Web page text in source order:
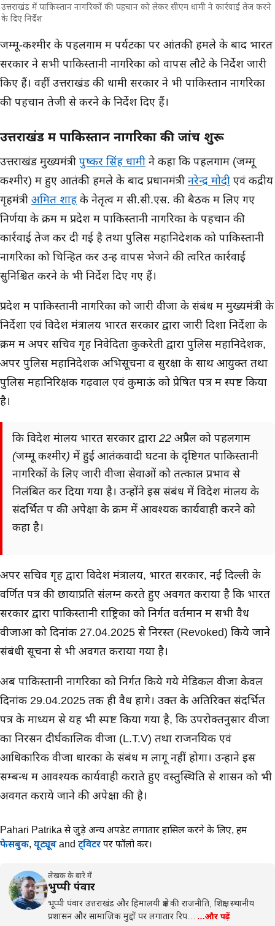
उत्तराखंड में पाकिस्तान नागरिकों की पहचान को लेकर सीएम धामी ने कार्रवाई तेज करने
के दिए निर्देश
मुख्य समाचार
जम्मू-कश्मीर के पहलगाम में पर्यटकों पर आंतकी हमले के बाद भारत
सरकार ने सभी पाकिस्तानी नागरिकों को वापस लौटे के निर्देश जारी
किए हैं। वहीं उत्तराखंड की धामी सरकार ने भी पाकिस्तान नागरिकों
की पहचान तेजी से करने के निर्देश दिए हैं।
उत्तराखंड में पाकिस्तान नागरिकों की जांच शुरू
उत्तराखंड मुख्यमंत्री पुष्कर सिंह धामी ने कहा कि पहलगाम (जम्मू
कश्मीर) में हुए आतंकी हमले के बाद प्रधानमंत्री नरेन्द्र मोदी एवं केंद्रीय
गृहमंत्री अमित शाह के नेतृत्व में सी.सी.एस. की बैठक में लिए गए
निर्णयों के क्रम में प्रदेश में पाकिस्तानी नागरिकों के पहचान की
कार्रवाई तेज कर दी गई है तथा पुलिस महानिदेशक को पाकिस्तानी
नागरिकों को चिन्हित कर उन्हें वापस भेजने की त्वरित कार्रवाई
सुनिश्चित करने के भी निर्देश दिए गए हैं।
प्रदेश में पाकिस्तानी नागरिकों को जारी वीजा के संबंध में मुख्यमंत्री के
निर्देशों एवं विदेश मंत्रालय भारत सरकार द्वारा जारी दिशा निर्देशों के
क्रम में अपर सचिव गृह निवेदिता कुकरेती द्वारा पुलिस महानिदेशक,
अपर पुलिस महानिदेशक अभिसूचना व सुरक्षा के साथ आयुक्त तथा
पुलिस महानिरिक्षक गढ़वाल एवं कुमाऊं को प्रेषित पत्र में स्पष्ट किया
है।
कि विदेश मंत्रालय भारत सरकार द्वारा 22 अप्रैल को पहलगाम
(जम्मू कश्मीर) में हुई आतंकवादी घटना के दृष्टिगत पाकिस्तानी
नागरिकों के लिए जारी वीजा सेवाओं को तत्काल प्रभाव से
निलंबित कर दिया गया है। उन्होंने इस संबंध में विदेश मंत्रालय के
संदर्भित पत्र की अपेक्षा के क्रम में आवश्यक कार्यवाही करने को
कहा है।
अपर सचिव गृह द्वारा विदेश मंत्रालय, भारत सरकार, नई दिल्ली के
वर्णित पत्र की छायाप्रति संलग्न करते हुए अवगत कराया है कि भारत
सरकार द्वारा पाकिस्तानी राष्ट्रिकों को निर्गत वर्तमान में सभी वैध
वीजाओं को दिनांक 27.04.2025 से निरस्त (Revoked) किये जाने
संबंधी सूचना से भी अवगत कराया गया है।
अब पाकिस्तानी नागरिकों को निर्गत किये गये मेडिकल वीजा केवल
दिनांक 29.04.2025 तक ही वैध होंगे। उक्त के अतिरिक्त संदर्भित
पत्र के माध्यम से यह भी स्पष्ट किया गया है, कि उपरोक्तनुसार वीजा
का निरसन दीर्घकालिक वीजा (L.T.V) तथा राजनयिक एवं
आधिकारिक वीजा धारकों के संबंध में लागू नहीं होगा। उन्होंने इस
सम्बन्ध में आवश्यक कार्यवाही कराते हुए वस्तुस्थिति से शासन को भी
अवगत कराये जाने की अपेक्षा की है।
Pahari Patrika से जुड़े अन्य अपडेट लगातार हासिल करने के लिए, हमें
फेसबुक, यूट्यूब and ट्विटर पर फॉलो करें।
लेखक के बारे में
भुप्पी पंवार
भूप्पी पंवार उत्तराखंड और हिमालयी क्षेत्र की राजनीति, शिक्षा, स्थानीय
प्रशासन और सामाजिक मुद्दों पर लगातार रिप… …और पढ़ें